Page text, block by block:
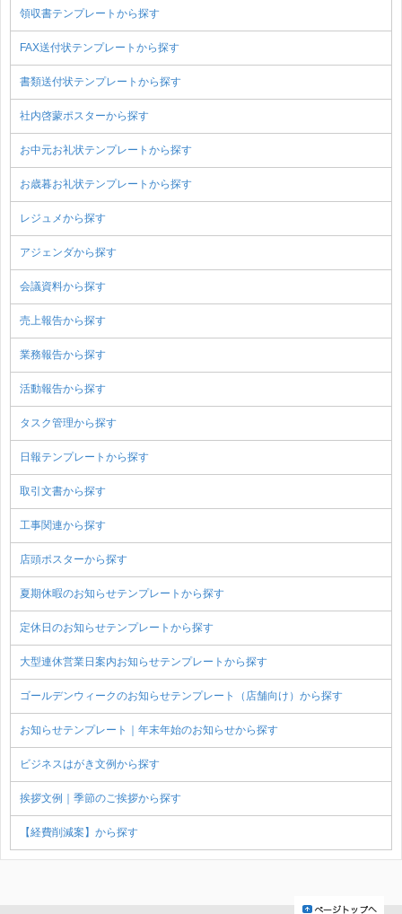
領収書テンプレートから探す
FAX送付状テンプレートから探す
書類送付状テンプレートから探す
社内啓蒙ポスターから探す
お中元お礼状テンプレートから探す
お歳暮お礼状テンプレートから探す
レジュメから探す
アジェンダから探す
会議資料から探す
売上報告から探す
業務報告から探す
活動報告から探す
タスク管理から探す
日報テンプレートから探す
取引文書から探す
工事関連から探す
店頭ポスターから探す
夏期休暇のお知らせテンプレートから探す
定休日のお知らせテンプレートから探す
大型連休営業日案内お知らせテンプレートから探す
ゴールデンウィークのお知らせテンプレート（店舗向け）から探す
お知らせテンプレート｜年末年始のお知らせから探す
ビジネスはがき文例から探す
挨拶文例｜季節のご挨拶から探す
【経費削減案】から探す